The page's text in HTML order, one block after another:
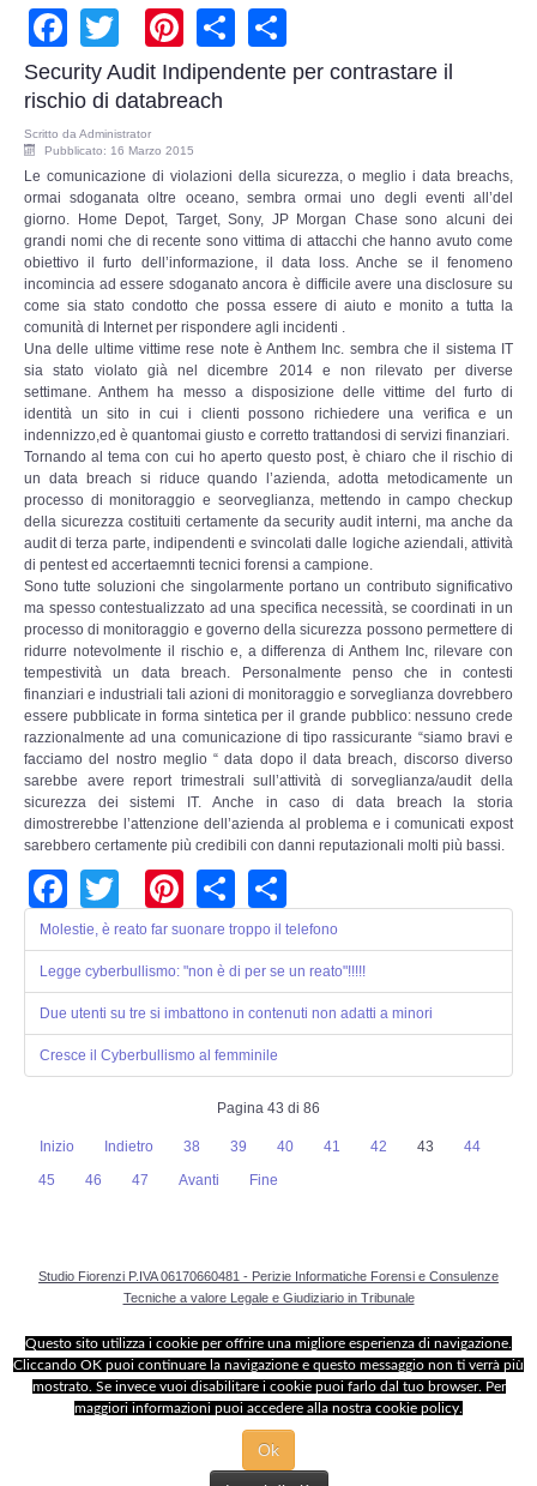
Auditing Aziendale
Programma Azienda Sicura
Assistenza Legale
INFO
Facebook
TwitterPinterest
Share
Security Audit Indipendente per contrastare il
rischio di databreach
Scritto da Administrator
Pubblicato: 16 Marzo 2015
Le comunicazione di violazioni della sicurezza, o meglio i data breachs,
ormai sdoganata oltre oceano, sembra ormai uno degli eventi all’del
giorno. Home Depot, Target, Sony, JP Morgan Chase sono alcuni dei
grandi nomi che di recente sono vittima di attacchi che hanno avuto come
obiettivo il furto dell’informazione, il data loss. Anche se il fenomeno
incomincia ad essere sdoganato ancora è difficile avere una disclosure su
come sia stato condotto che possa essere di aiuto e monito a tutta la
comunità di Internet per rispondere agli incidenti .
Una delle ultime vittime rese note è Anthem Inc. sembra che il sistema IT
sia stato violato già nel dicembre 2014 e non rilevato per diverse
settimane. Anthem ha messo a disposizione delle vittime del furto di
identità un sito in cui i clienti possono richiedere una verifica e un
indennizzo,ed è quantomai giusto e corretto trattandosi di servizi finanziari.
Tornando al tema con cui ho aperto questo post, è chiaro che il rischio di
un data breach si riduce quando l’azienda, adotta metodicamente un
processo di monitoraggio e seorveglianza, mettendo in campo checkup
della sicurezza costituiti certamente da security audit interni, ma anche da
audit di terza parte, indipendenti e svincolati dalle logiche aziendali, attività
di pentest ed accertaemnti tecnici forensi a campione.
Sono tutte soluzioni che singolarmente portano un contributo significativo
ma spesso contestualizzato ad una specifica necessità, se coordinati in un
processo di monitoraggio e governo della sicurezza possono permettere di
ridurre notevolmente il rischio e, a differenza di Anthem Inc, rilevare con
tempestività un data breach. Personalmente penso che in contesti
finanziari e industriali tali azioni di monitoraggio e sorveglianza dovrebbero
essere pubblicate in forma sintetica per il grande pubblico: nessuno crede
razzionalmente ad una comunicazione di tipo rassicurante “siamo bravi e
facciamo del nostro meglio “ data dopo il data breach, discorso diverso
sarebbe avere report trimestrali sull’attività di sorveglianza/audit della
sicurezza dei sistemi IT. Anche in caso di data breach la storia
dimostrerebbe l’attenzione dell’azienda al problema e i comunicati expost
sarebbero certamente più credibili con danni reputazionali molti più bassi.
Facebook
TwitterPinterest
Share
Molestie, è reato far suonare troppo il telefono
Legge cyberbullismo: "non è di per se un reato"!!!!!
Due utenti su tre si imbattono in contenuti non adatti a minori
Cresce il Cyberbullismo al femminile
Pagina 43 di 86
Inizio Indietro 38 39 40 41 42 43
44
45
46 47 Avanti Fine
Studio Fiorenzi P.IVA 06170660481 - Perizie Informatiche Forensi e Consulenze
Tecniche a valore Legale e Giudiziario in Tribunale
Questo sito utilizza i cookie per offrire una migliore esperienza di navigazione.
Cliccando OK puoi continuare la navigazione e questo messaggio non ti verrà più
mostrato. Se invece vuoi disabilitare i cookie puoi farlo dal tuo browser. Per
maggiori informazioni puoi accedere alla nostra cookie policy.
Ok